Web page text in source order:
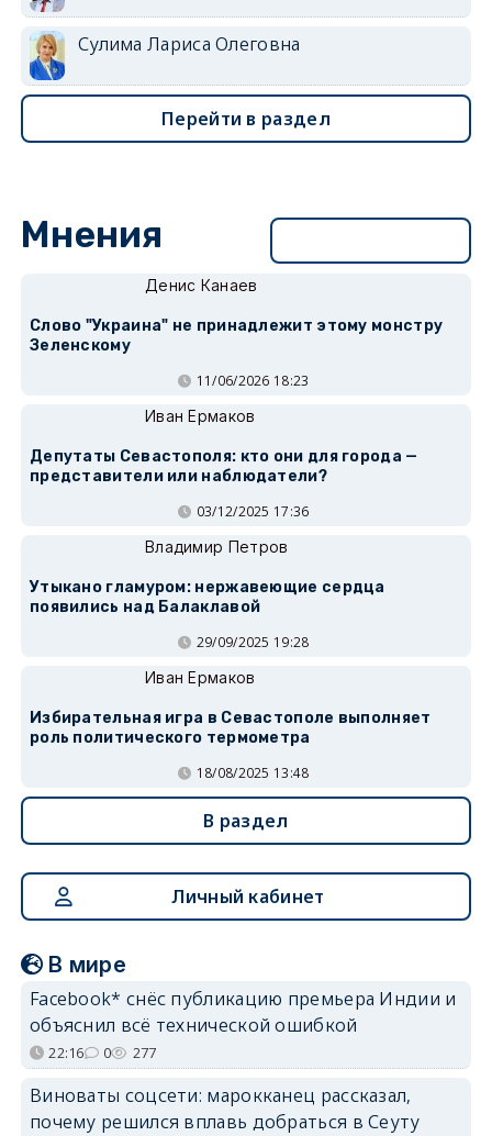
Сулима Лариса Олеговна
Перейти в раздел
Мнения
Денис Канаев
Слово "Украина" не принадлежит этому монстру
Зеленскому
11/06/2026 18:23
Иван Ермаков
Депутаты Севастополя: кто они для города —
представители или наблюдатели?
03/12/2025 17:36
Владимир Петров
Утыкано гламуром: нержавеющие сердца
появились над Балаклавой
29/09/2025 19:28
Иван Ермаков
Избирательная игра в Севастополе выполняет
роль политического термометра
18/08/2025 13:48
В раздел
Личный кабинет
В мире
Facebook* снёс публикацию премьера Индии и
объяснил всё технической ошибкой
22:16 0 277
Виноваты соцсети: марокканец рассказал,
почему решился вплавь добраться в Сеуту